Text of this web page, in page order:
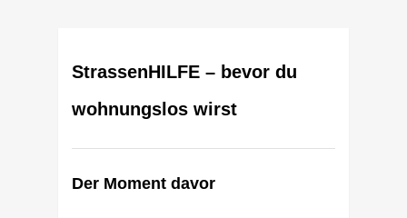
StrassenHILFE – bevor du
wohnungslos wirst
Der Moment davor